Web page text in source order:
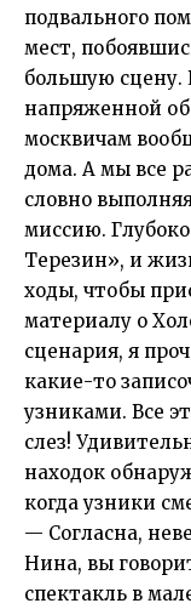
подвального
мест,
большую сцену.
напряженной
москвичам
дома. А мы все
словно
миссию.
Терезин», и
ходы, чтобы
материалу о
сценария, я
какие-то
узниками. Все
слез!
находок
когда узники
— Согласна,
Нина, вы
спектакль в